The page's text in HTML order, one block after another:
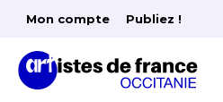
Mon compte Publiez !